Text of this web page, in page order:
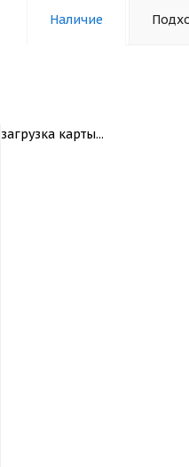
Наличие
загрузка карты...